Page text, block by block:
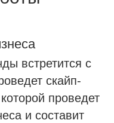
встретится с
скайп-
проведет
и составит